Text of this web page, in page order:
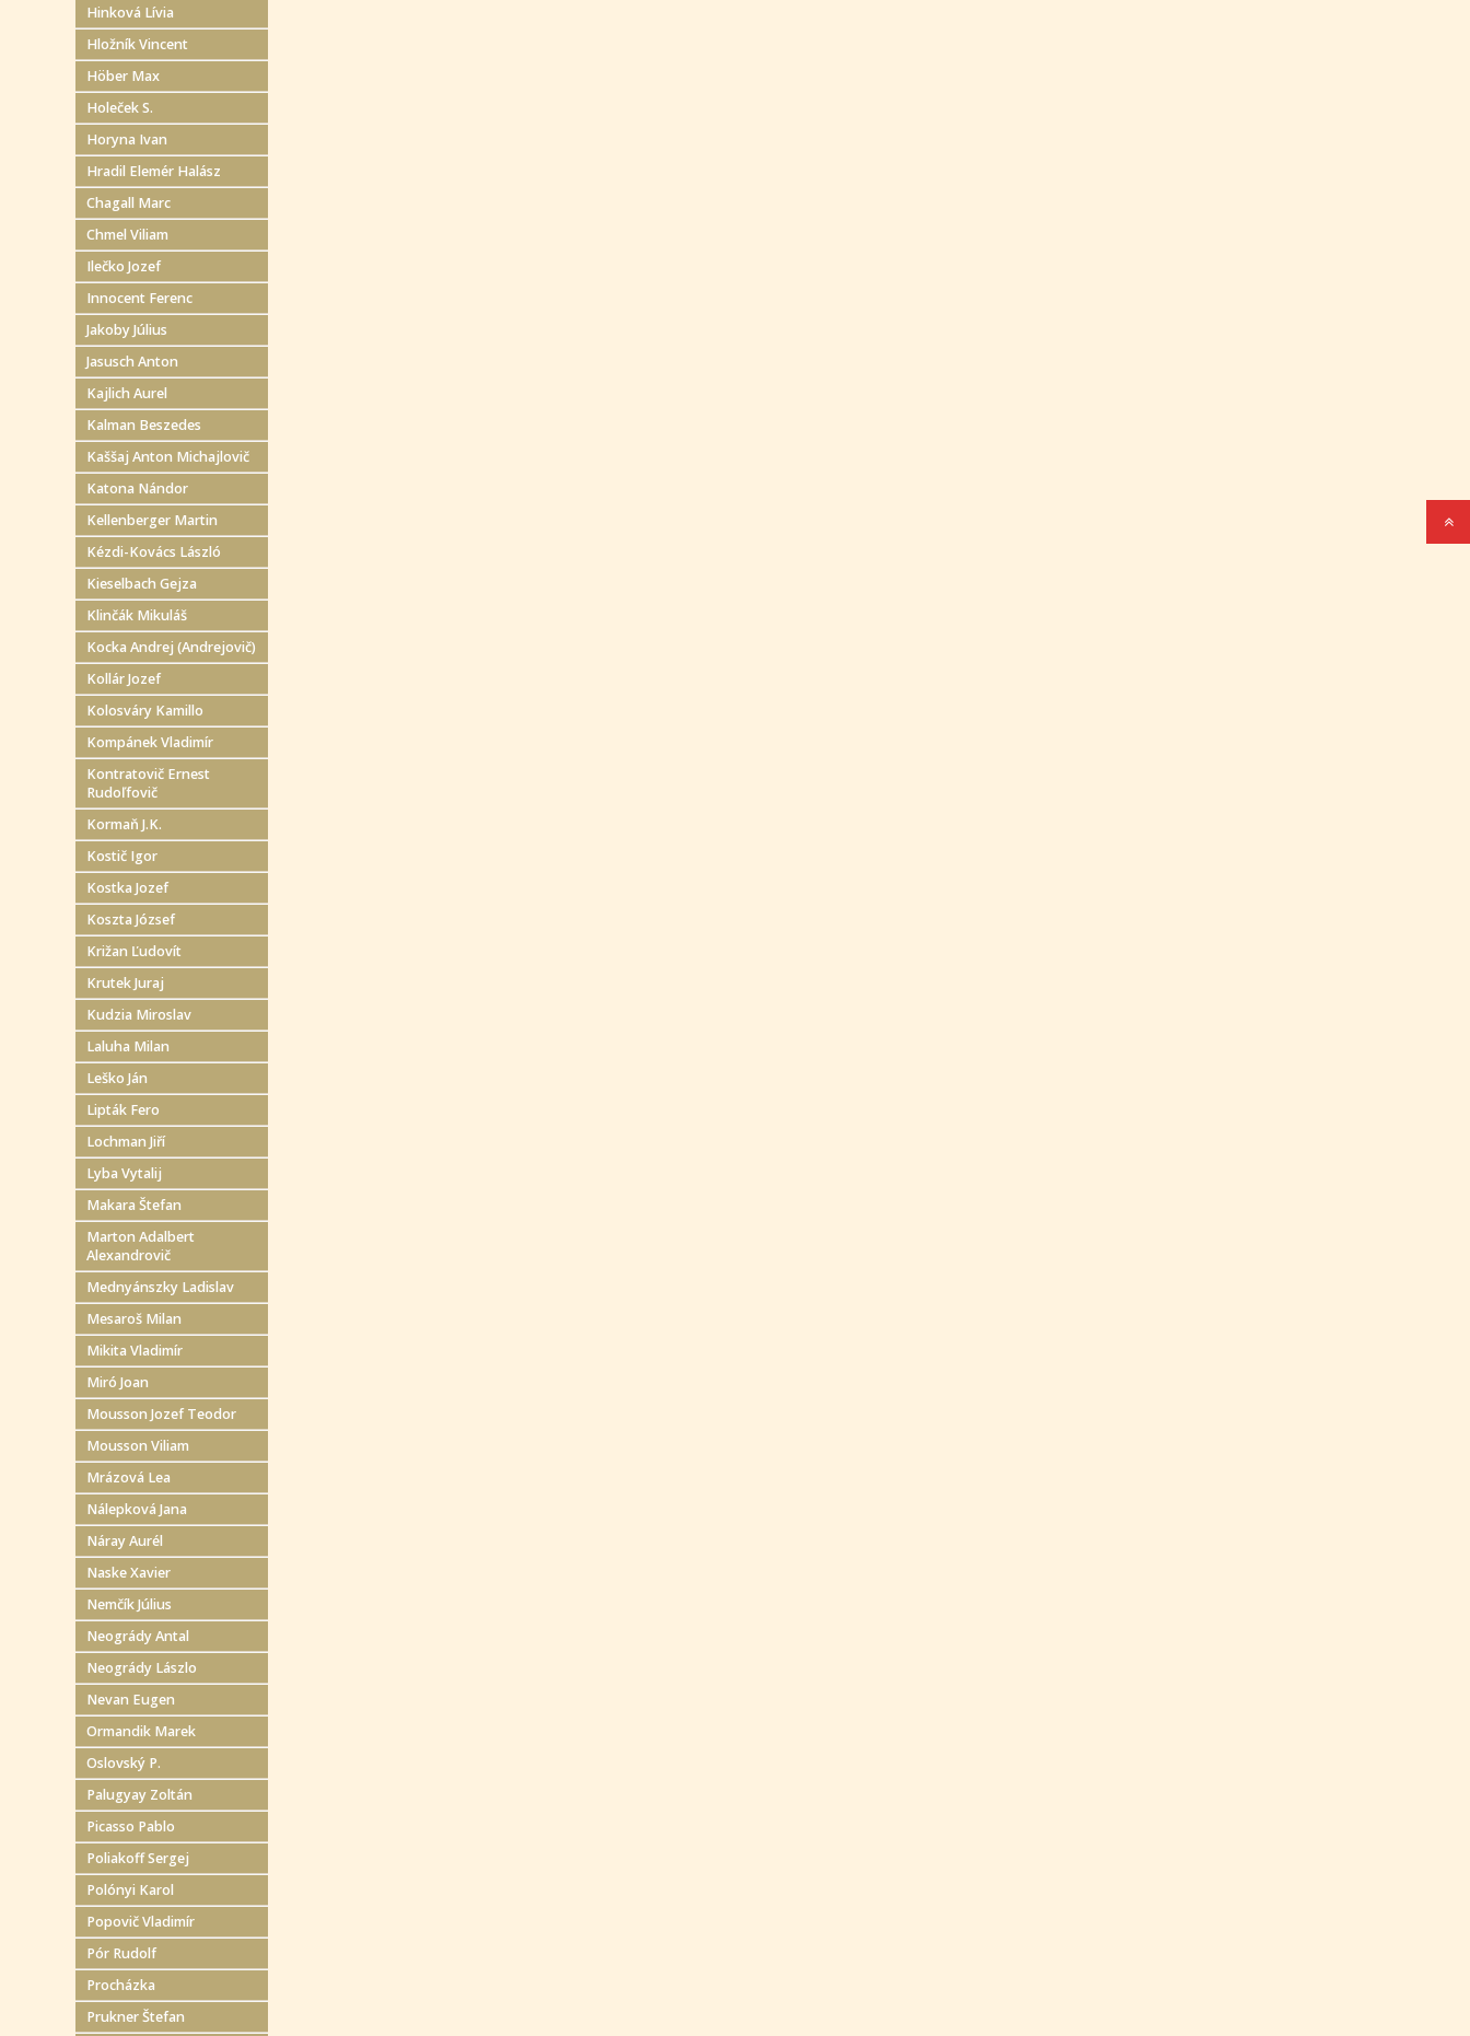
Hinková Lívia
Hložník Vincent
Höber Max
Holeček S.
Horyna Ivan
Hradil Elemér Halász
Chagall Marc
Chmel Viliam
Ilečko Jozef
Innocent Ferenc
Jakoby Július
Jasusch Anton
Kajlich Aurel
Kalman Beszedes
Kaššaj Anton Michajlovič
Katona Nándor
Kellenberger Martin
Kézdi-Kovács László
Kieselbach Gejza
Klinčák Mikuláš
Kocka Andrej (Andrejovič)
Kollár Jozef
Kolosváry Kamillo
Kompánek Vladimír
Kontratovič Ernest
Rudoľfovič
Kormaň J.K.
Kostič Igor
Kostka Jozef
Koszta József
Križan Ľudovít
Krutek Juraj
Kudzia Miroslav
Laluha Milan
Leško Ján
Lipták Fero
Lochman Jiří
Lyba Vytalij
Makara Štefan
Marton Adalbert
Alexandrovič
Mednyánszky Ladislav
Mesaroš Milan
Mikita Vladimír
Miró Joan
Mousson Jozef Teodor
Mousson Viliam
Mrázová Lea
Nálepková Jana
Náray Aurél
Naske Xavier
Nemčík Július
Neogrády Antal
Neogrády Lászlo
Nevan Eugen
Ormandik Marek
Oslovský P.
Palugyay Zoltán
Picasso Pablo
Poliakoff Sergej
Polónyi Karol
Popovič Vladimír
Pór Rudolf
Procházka
Prukner Štefan